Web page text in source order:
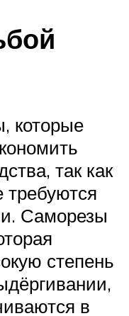
которые
так как
требуются
Саморезы
степень
в